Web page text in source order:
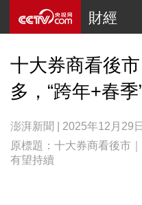
財經
十大券商看後
多，“跨年+春
澎湃新聞 | 2025年12月29
原標題：十大券商看後市
有望持續